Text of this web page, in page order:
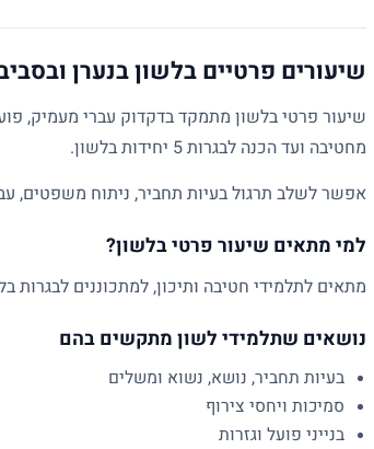
שיעורים פרטיים בלשון בנערן
שיעור פרטי בלשון מתמקד בדקדוק עברי מעמיק,
מחטיבה ועד הכנה לבגרות 5 יחידות בלשון.
אפשר לשלב תרגול בעיות תחביר, ניתוח משפטים,
למי מתאים שיעור פרטי בלשון?
מתאים לתלמידי חטיבה ותיכון, למתכוננים לבגרות
נושאים שתלמידי לשון מתקשים בהם
בעיות תחביר, נושא, נשוא ומשלים
סמיכות ויחסי צירוף
בנייני פועל וגזרות